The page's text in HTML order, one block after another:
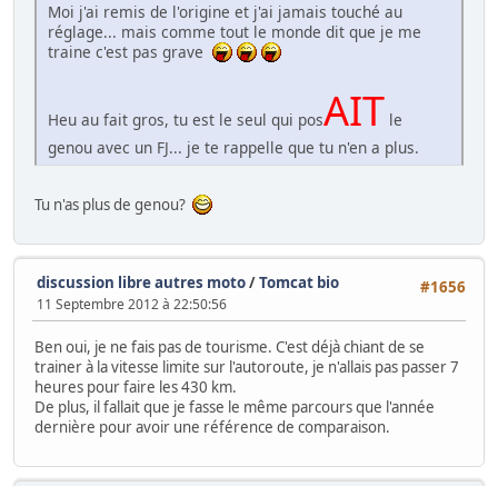
Moi j'ai remis de l'origine et j'ai jamais touché au
réglage... mais comme tout le monde dit que je me
traine c'est pas grave
Heu au fait gros, tu est le seul qui posAIT le
genou avec un FJ... je te rappelle que tu n'en a plus.
Tu n'as plus de genou?
#1656
discussion libre autres moto/Tomcat bio
11 Septembre 2012 à 22:50:56
Ben oui, je ne fais pas de tourisme. C'est déjà chiant de se
trainer à la vitesse limite sur l'autoroute, je n'allais pas passer 7
heures pour faire les 430 km.
De plus, il fallait que je fasse le même parcours que l'année
dernière pour avoir une référence de comparaison.